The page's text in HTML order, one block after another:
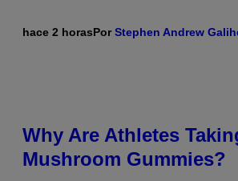
hace 2 horasPorStephen Andrew
Why Are Athletes
Mushroom Gummies?